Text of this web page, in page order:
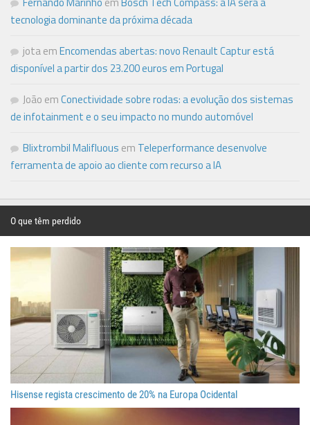
tecnologia dominante da próxima década
jotaemEncomendas abertas: novo Renault Captur está
disponível a partir dos 23.200 euros em Portugal
João emConectividade sobre rodas: a evolução dos sistemas
de infotainment e o seu impacto no mundo automóvel
Blixtrombil Malifluous em Teleperformance desenvolve
ferramenta de apoio ao cliente com recurso a IA
O que têm perdido
Hisense regista crescimento de 20% na Europa Ocidental